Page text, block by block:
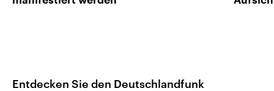
Entdecken Sie den Deutschlandfunk